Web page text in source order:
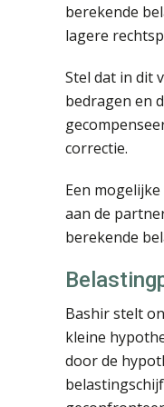
berekende
lagere
Stel dat in dit
bedragen en
correctie.
Een
aan de
berekende
Bashir stelt
kleine
door de